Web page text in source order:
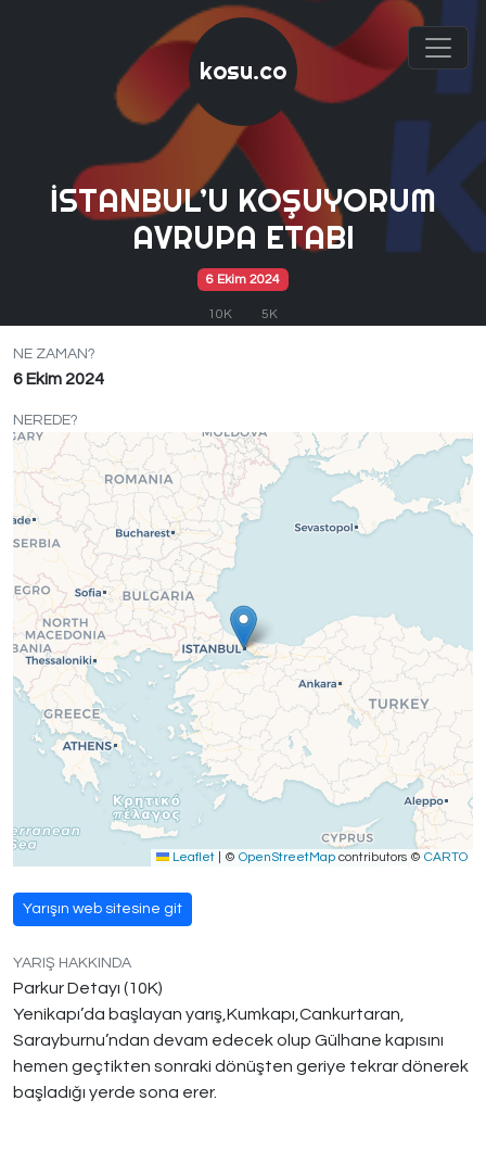
kosu.co
İSTANBUL’U KOŞUYORUM
AVRUPA ETABI
6 Ekim 2024
10K 5K
NE ZAMAN?
6 Ekim 2024
NEREDE?
Leaflet © OpenStreetMap contributors © CARTO
Yarışın web sitesine git
YARIŞ HAKKINDA
Parkur Detayı (10K)
Yenikapı’da başlayan yarış,Kumkapı,Cankurtaran,
Sarayburnu’ndan devam edecek olup Gülhane kapısını
hemen geçtikten sonraki dönüşten geriye tekrar dönerek
başladığı yerde sona erer.